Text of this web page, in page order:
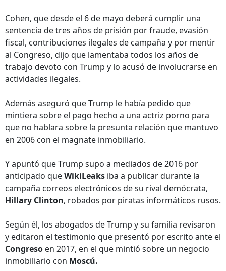
Cohen, que desde el 6 de mayo deberá cumplir una
sentencia de tres años de prisión por fraude, evasión
fiscal, contribuciones ilegales de campaña y por mentir
al Congreso, dijo que lamentaba todos los años de
trabajo devoto con Trump y lo acusó de involucrarse en
actividades ilegales.
Además aseguró que Trump le había pedido que
mintiera sobre el pago hecho a una actriz porno para
que no hablara sobre la presunta relación que mantuvo
en 2006 con el magnate inmobiliario.
Y apuntó que Trump supo a mediados de 2016 por
anticipado queWikiLeaks iba a publicar durante la
campaña correos electrónicos de su rival demócrata,
Hillary Clinton, robados por piratas informáticos rusos.
Según él, los abogados de Trump y su familia revisaron
y editaron el testimonio que presentó por escrito ante el
Congreso en 2017, en el que mintió sobre un negocio
inmobiliario con Moscú.